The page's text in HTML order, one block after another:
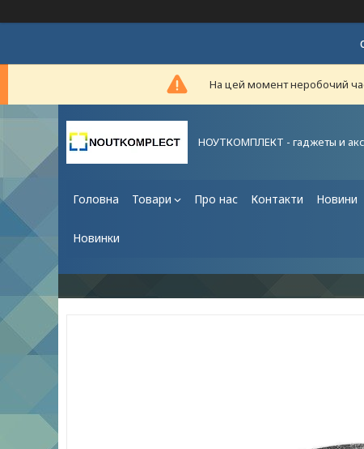
На цей момент неробочий
НОУТКОМПЛЕКТ - гаджеты и
Головна Товари Про нас Контакти Новини
Новинки